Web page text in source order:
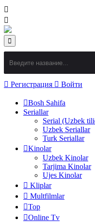
Регистрация Войти
Bosh Sahifa
Seriallar
Serial (Uzbek
Uzbek Seriallar
Turk Seriallar
Kinolar
Uzbek Kinolar
Tarjima Kinolar
Ujes Kinolar
Kliplar
Multfilmlar
Top
Online Tv